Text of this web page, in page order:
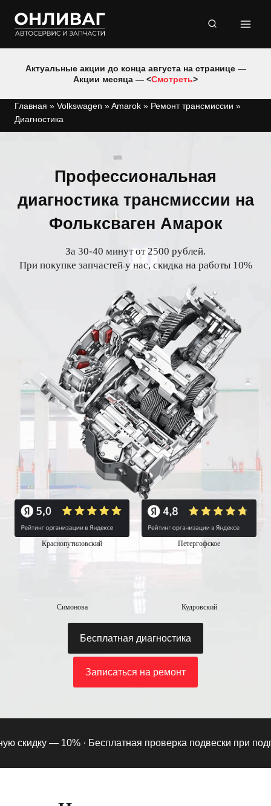
содержимому
Актуальные акции до конца августа на странице —
Акции месяца — <Смотреть>
Главная » Volkswagen »Amarok » Ремонт трансмиссии »
Диагностика
Профессиональная
диагностика трансмиссии на
Фольксваген Амарок
За 30-40 минут от 2500 рублей.
При покупке запчастей у нас, скидка на работы 10%
Краснопутиловский Петергофское
Симонова Кудровский
Бесплатная диагностика
Записаться на ремонт
скидку — 10% ·Бесплатная проверка подвески при